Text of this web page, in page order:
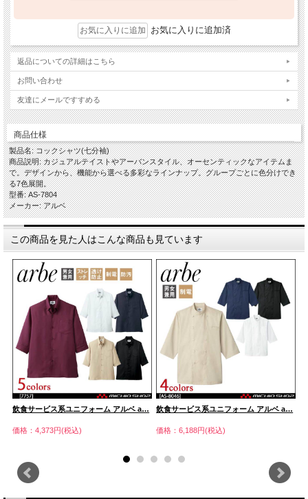
お気に入りに追加済
返品についての詳細はこちら
お問い合わせ
友達にメールですすめる
商品仕様
製品名: コックシャツ(七分袖)
商品説明: カジュアルテイストやアーバンスタイル、オーセンティックなアイテムま
で。デザインから、機能から選べる多彩なラインナップ。グループごとに色分けでき
る7色展開。
型番: AS-7804
メーカー: アルベ
この商品を見た人はこんな商品も見ています
飲食サービス系ユニフォーム アルベ a…
価格：4,373円(税込)
飲食サービス系ユニフォーム アルベ a…
価格：6,188円(税込)